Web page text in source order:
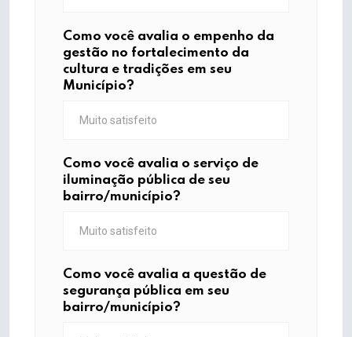
Como você avalia o empenho da
gestão no fortalecimento da
cultura e tradições em seu
Município?
Como você avalia o serviço de
iluminação pública de seu
bairro/município?
Como você avalia a questão de
segurança pública em seu
bairro/município?